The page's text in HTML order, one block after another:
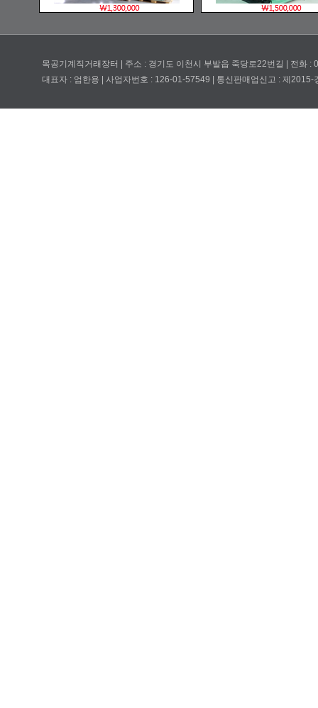
목공기계직거래장터 | 주소 : 경기도 이천시 부발읍 죽당로22번길 | 전
대표자 : 엄한용 | 사업자번호 : 126-01-57549 | 통신판매업신고 : 제2015-